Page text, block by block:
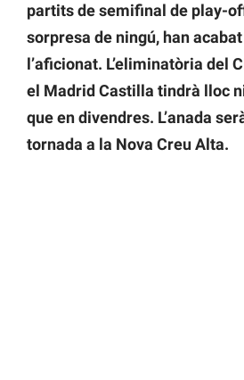
partits de semifinal de play-
sorpresa de ningú, han
l’aficionat. L’eliminatòria del
el Madrid Castilla tindrà lloc
que en divendres. L’anada
tornada a la Nova Creu Alta.